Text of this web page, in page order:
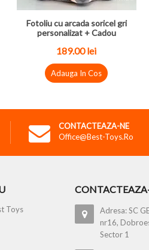
Fotoliu cu arcada soricel gri
personalizat + Cadou
189.00lei
Adauga In Cos
CONTACTEAZA-NE
Office@best-Toys.ro
Toys
Adresa: SC
nr16,
Sector 1